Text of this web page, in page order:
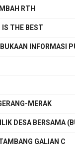
RTH
THE BEST
INFORMASI
MERAK
DESA BERSAMA
GALIAN C